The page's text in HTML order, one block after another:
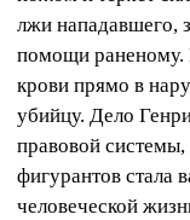
лжи нападавшего,
помощи раненому.
крови прямо в
убийцу. Дело
правовой системы,
фигурантов стала
человеческой